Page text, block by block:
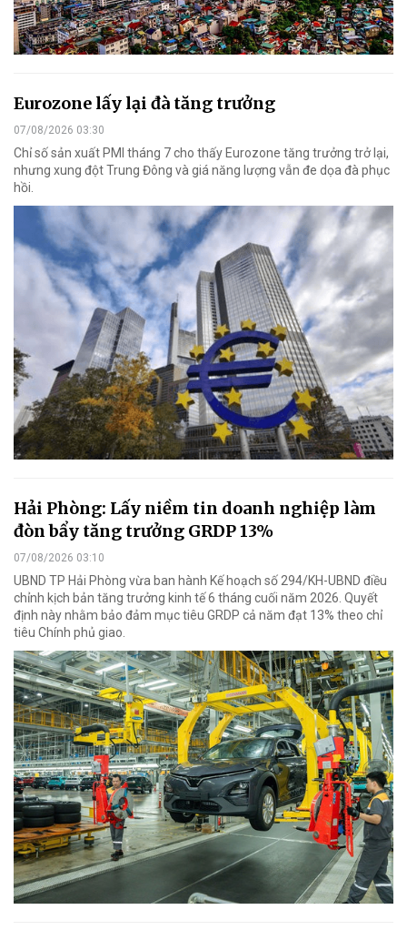
Eurozone lấy lại đà tăng trưởng
07/08/2026 03:30
Chỉ số sản xuất PMI tháng 7 cho thấy Eurozone tăng trưởng trở lại,
nhưng xung đột Trung Đông và giá năng lượng vẫn đe dọa đà phục
hồi.
Hải Phòng: Lấy niềm tin doanh nghiệp làm
đòn bẩy tăng trưởng GRDP 13%
07/08/2026 03:10
UBND TP Hải Phòng vừa ban hành Kế hoạch số 294/KH-UBND điều
chỉnh kịch bản tăng trưởng kinh tế 6 tháng cuối năm 2026. Quyết
định này nhằm bảo đảm mục tiêu GRDP cả năm đạt 13% theo chỉ
tiêu Chính phủ giao.